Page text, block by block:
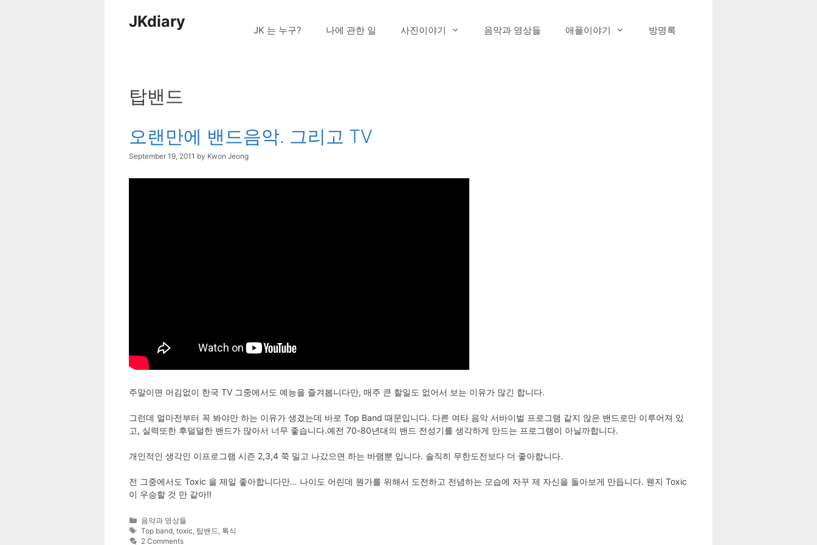
JKdiary JK 는 누구? 나에 관한 일 사진이야기 음악과 영상들 애플이야기 방명록
탑밴드
오랜만에 밴드음악. 그리고 TV
September 19, 2011 by Kwon Jeong
주말이면 어김없이 한국 TV 그중에서도 예능을 즐겨봅니다만, 매주 큰 할일도 없어서 보는 이유가 많긴 합니다.
그런데 얼마전부터 꼭 봐야만 하는 이유가 생겼는데 바로 Top Band 때문입니다. 다른 여타 음악 서바이벌 프로그램 같지 않은 밴드로만 이루어져 있
고, 실력또한 후덜덜한 밴드가 많아서 너무 좋습니다.예전 70-80년대의 밴드 전성기를 생각하게 만드는 프로그램이 아닐까합니다.
개인적인 생각인 이프로그램 시즌 2,3,4 쭉 밀고 나갔으면 하는 바램뿐 입니다. 솔직히 무한도전보다 더 좋아합니다.
전 그중에서도 Toxic 을 제일 좋아합니다만… 나이도 어린데 뭔가를 위해서 도전하고 전념하는 모습에 자꾸 제 자신을 돌아보게 만듭니다. 웬지 Toxic
이 우승할 것 만 같아!!
Categories
음악과 영상들
Tags
Top band ,toxic 탑밴드 톡식
2 Comments